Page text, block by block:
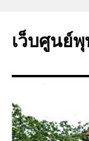
ยัง
เว็บศูนย์